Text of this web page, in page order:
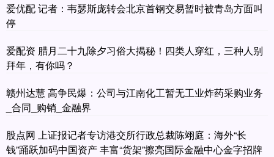
爱优配 记者：韦瑟斯庞转会北京首钢交易暂时被青岛方面叫
停
爱配资 腊月二十九除夕习俗大揭秘！四类人穿红，三种人别
拜年，有你吗？
赣州达慧 高争民爆：公司与江南化工暂无工业炸药采购业务
_合同_购销_金融界
股点网 上证报记者专访港交所行政总裁陈翊庭：海外“长
钱”踊跃加码中国资产 丰富“货架”擦亮国际金融中心金字招牌